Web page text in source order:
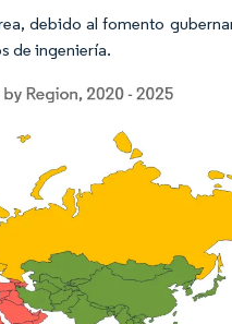
debido al fomento
de ingeniería.